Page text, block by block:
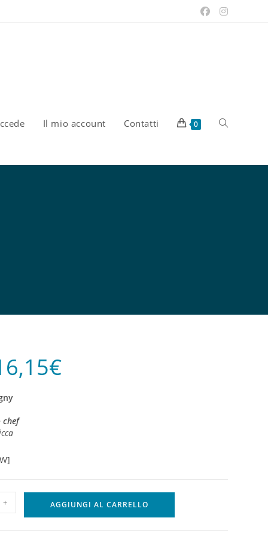
Il mio account Contatti 0
€
chef
+ AGGIUNGI AL CARRELLO